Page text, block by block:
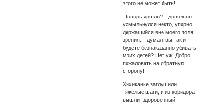
этого не может быть!!
-Теперь дошло? – довольно
ухмыльнулся некто, упорно
держащийся вне моего поля
зрения. – думал, вы так и
будете безнаказанно убивать
моих детей? Нет уж! Добро
пожаловать на обратную
сторону!
Хихиканье заглушили
тяжелые шаги, и из коридора
вышли здоровенный